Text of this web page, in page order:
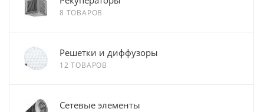
8 ТОВАРОВ
Решетки и диффузоры
12 ТОВАРОВ
Сетевые элементы